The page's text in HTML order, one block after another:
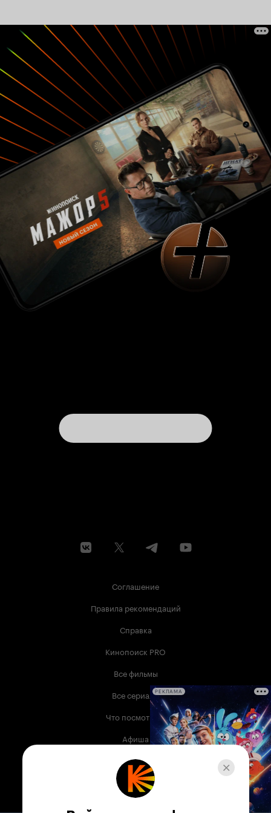
Соглашение
Правила рекомендаций
Справка
Кинопоиск PRO
Все фильмы
Все сериалы
Что посмотреть
Афиша
Музыка
Телепрограмма
РЕКЛАМА